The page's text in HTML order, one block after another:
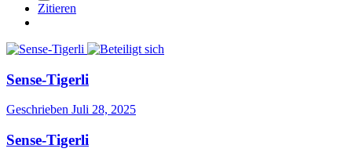
Zitieren
Sense-Tigerli
Geschrieben Juli 28, 2025
Sense-Tigerli